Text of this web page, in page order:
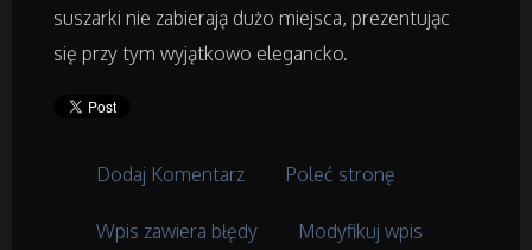
Wyposażenie Łazienki
suszarki nie zabierają dużo miejsca, prezentując
się przy tym wyjątkowo elegancko.
Dodaj Komentarz Poleć stronę
Wpis zawiera błędy Modyfikuj wpis